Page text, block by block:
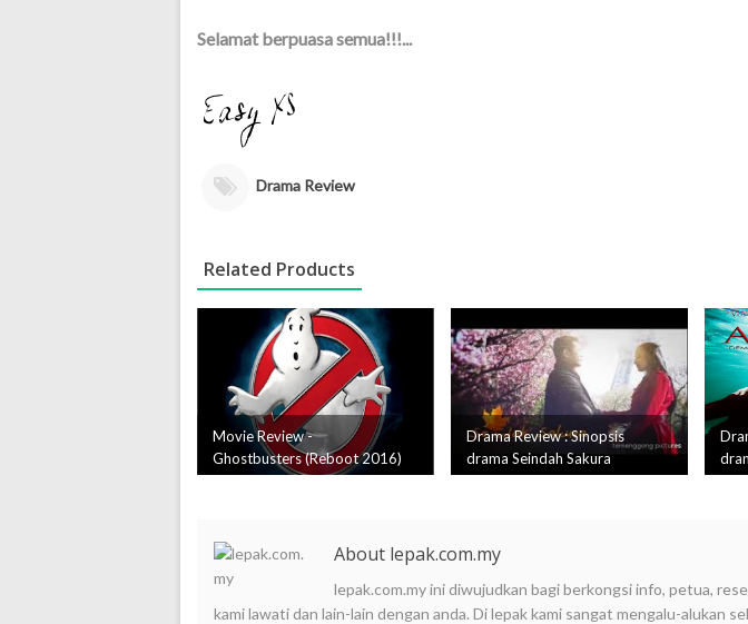
Selamat berpuasa semua!!!...
Drama Review
Related Products
Movie Review -
Ghostbusters (Reboot 2016)
Drama Review : Sinopsis
drama Seindah Sakura
About lepak.com.my
lepak.com.my ini diwujudkan bagi berkongsi info, petua,
kami lawati dan lain-lain dengan anda. Di lepak kami sangat mengalu-alukan